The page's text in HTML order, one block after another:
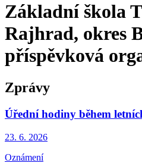
Základní škola
Rajhrad, okres
příspěvková
Zprávy
Úřední hodiny během
23. 6. 2026
Oznámení